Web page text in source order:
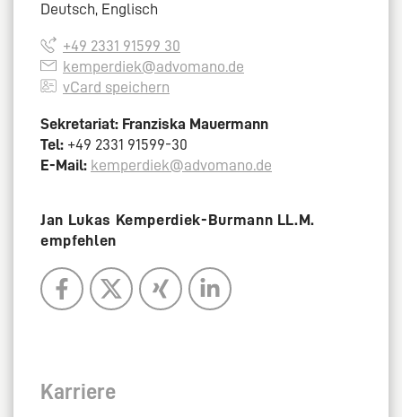
Karriere
Deutsch, Englisch
+49 2331 91599 30
kemperdiek@advomano.de
vCard speichern
Sekretariat: Franziska Mauermann
Tel: +49 2331 91599-30
E-Mail: kemperdiek@advomano.de
Jan Lukas Kemperdiek-Burmann LL.M.
empfehlen